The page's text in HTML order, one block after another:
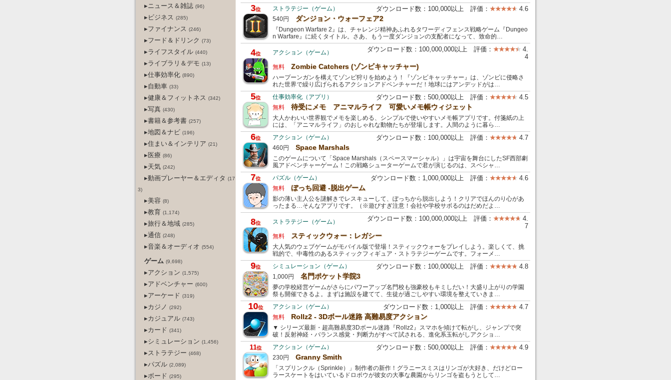
▸ニュース＆雑誌 (96)
▸ビジネス (285)
▸ファイナンス (246)
▸フード＆ドリンク (73)
▸ライフスタイル (440)
▸ライブラリ＆デモ (13)
▸仕事効率化 (890)
▸自動車 (33)
▸健康＆フィットネス (342)
▸写真 (430)
▸書籍＆参考書 (257)
▸地図＆ナビ (196)
▸住まい＆インテリア (21)
▸医療 (86)
▸天気 (242)
▸動画プレーヤー＆エディタ (17
3)
▸美容 (8)
▸教育 (1,174)
▸旅行＆地域 (285)
▸通信 (248)
▸音楽＆オーディオ (554)
ゲーム (9,698)
▸アクション (1,575)
▸アドベンチャー (600)
▸アーケード (319)
▸カジノ (292)
▸カジュアル (743)
▸カード (341)
▸シミュレーション (1,456)
▸ストラテジー (468)
▸パズル (2,089)
▸ボード (295)
3位 ストラテジー（ゲーム） ダウンロード数：100,000以上 評価： 4.6
540円 ダンジョン・ウォーフェア2
『Dungeon Warfare 2』は、チャレンジ精神あふれるタワーディフェンス戦略ゲーム『Dungeo
n Warfare』に続くタイトル。さあ、もう一度ダンジョンの支配者になって、致命的…
4位 アクション（ゲーム） ダウンロード数：100,000,000以上 評価：
4.
4
無料 Zombie Catchers (ゾンビキャッチャー)
ハープーンガンを構えてゾンビ狩りを始めよう！『ゾンビキャッチャー』は、ゾンビに侵略さ
れた世界で繰り広げられるアクションアドベンチャーだ！地球にはアンデッドがは…
5位 仕事効率化（アプリ） ダウンロード数：500,000以上 評価： 4.5
無料 待受にメモ アニマルライフ 可愛いメモ帳ウィジェット
大人かわいい世界観でメモを楽しめる、シンプルで使いやすいメモ帳アプリです。付箋紙の上
には、「アニマルライフ」のおしゃれな動物たちが登場します。人間のように暮ら…
6位 アクション（ゲーム） ダウンロード数：100,000以上 評価： 4.7
460円 Space Marshals
このゲームについて「Space Marshals（スペースマーシャル）」は宇宙を舞台にしたSF西部劇
風アドベンチャーゲーム！この戦略シューターゲームで君が演じるのは、スペシャ…
7位 パズル（ゲーム） ダウンロード数：1,000,000以上 評価： 4.6
無料 ぼっち回避 -脱出ゲーム
影の薄い主人公を謎解きでレスキューして、ぼっちから脱出しよう！クリアでほんのり心があ
ったまる…そんなアプリです。（※遊びすぎ注意！会社や学校サボるのはだめだよ…
8位 ストラテジー（ゲーム） ダウンロード数：100,000,000以上 評価：
4.
7
無料 スティックウォー：レガシー
大人気のウェブゲームがモバイル版で登場！スティックウォーをプレイしよう。楽しくて、挑
戦的で、中毒性のあるスティックフィギュア・ストラテジーゲームです。フォーメ…
9位 シミュレーション（ゲーム） ダウンロード数：100,000以上 評価： 4.8
1,000円 名門ポケット学院3
夢の学校経営ゲームがさらにパワーアップ名門校も強豪校もキミしだい！大盛り上がりの学園
祭も開催できるよ。まずは施設を建てて、生徒が過ごしやすい環境を整えていきま…
10位 アクション（ゲーム） ダウンロード数：1,000以上 評価： 4.7
無料 Rollz2 - 3Dボール迷路 高難易度アクション
▼ シリーズ最新・超高難易度3Dボール迷路『Rollz2』スマホを傾けて転がし、ジャンプで突
破！反射神経・バランス感覚・判断力がすべて試される、進化系玉転がしアクショ…
11位 アクション（ゲーム） ダウンロード数：500,000以上 評価： 4.9
230円 Granny Smith
「スプリンクル（Sprinkle）」制作者の新作！グラニースミスはリンゴが大好き、だけどロー
ラースケートをはいているドロボウが彼女の大事な農園からリンゴを盗もうとして…